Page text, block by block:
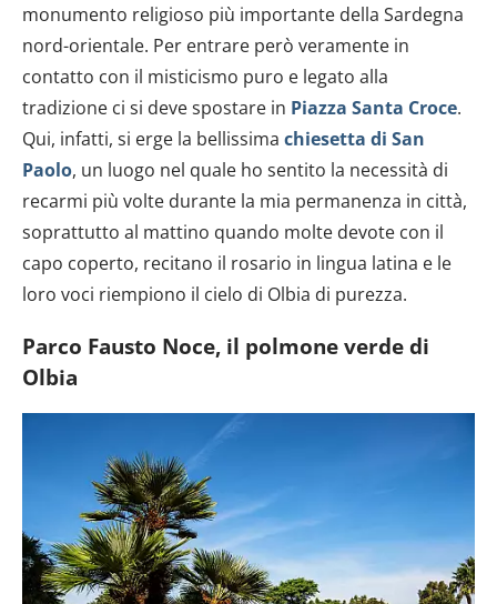
Utilizziamo i cookie per personalizzare contenuti ed
annunci, per fornire funzionalità dei social media e per
analizzare il nostro traffico. Condividiamo inoltre
informazioni sul modo in cui utilizzi il nostro sito con i
nostri partner che si occupano di analisi dei dati web,
pubblicità e social media, i quali potrebbero combinarle
raccolto dal tuo utilizzo dei loro servizi.
monumento religioso più importante della Sardegna
nord-orientale. Per entrare però veramente in
contatto con il misticismo puro e legato alla
tradizione ci si deve spostare in Piazza Santa Croce.
Qui, infatti, si erge la bellissima chiesetta di San
Paolo, un luogo nel quale ho sentito la necessità di
recarmi più volte durante la mia permanenza in città,
soprattutto al mattino quando molte devote con il
capo coperto, recitano il rosario in lingua latina e le
loro voci riempiono il cielo di Olbia di purezza.
Parco Fausto Noce, il polmone verde di
Olbia